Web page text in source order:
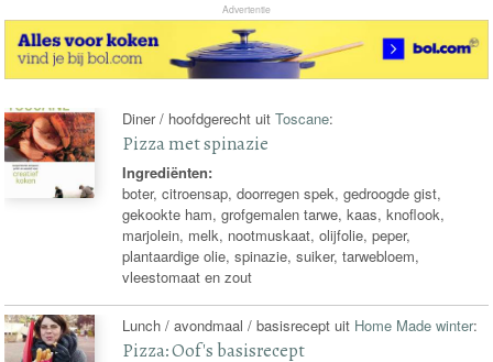
Advertentie
Diner / hoofdgerecht uitToscane:
Pizza met spinazie
Ingrediënten:
boter, citroensap, doorregen spek, gedroogde gist,
gekookte ham, grofgemalen tarwe, kaas, knoflook,
marjolein, melk, nootmuskaat, olijfolie, peper,
plantaardige olie, spinazie, suiker, tarwebloem,
vleestomaat en zout
Lunch / avondmaal / basisrecept uit Home Made winter:
Pizza: Oof's basisrecept